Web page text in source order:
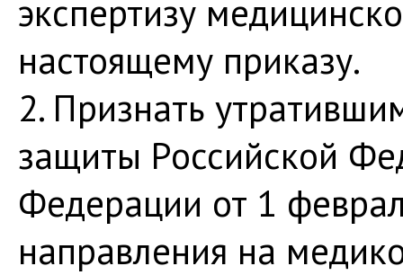
экспертизу
настоящему приказу.
2. Признать
защиты Российской
Федерации от 1
направления на